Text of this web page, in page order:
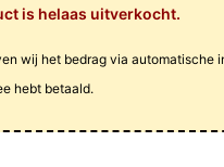
is helaas uitverkocht.
wij het bedrag via automatische
hebt betaald.